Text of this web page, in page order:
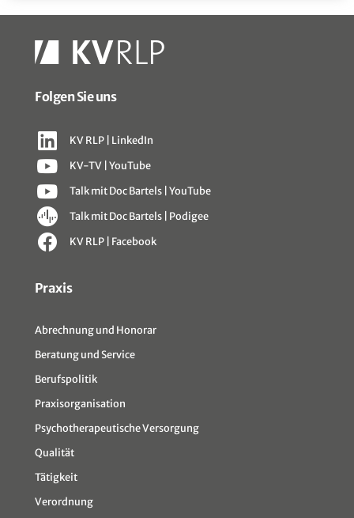
Sitemap
Praxis
Abrechnung und Honorar
Beratung und Service
Berufspolitik
Praxisorganisation
Psychotherapeutische Versorgung
Qualität
Tätigkeit
Verordnung
Folgen Sie uns
KV RLP | LinkedIn
KV-TV | YouTube
Talk mit Doc Bartels | YouTube
Talk mit Doc Bartels | Podigee
KV RLP | Facebook